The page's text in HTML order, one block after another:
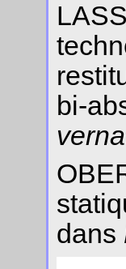
bi-
dans